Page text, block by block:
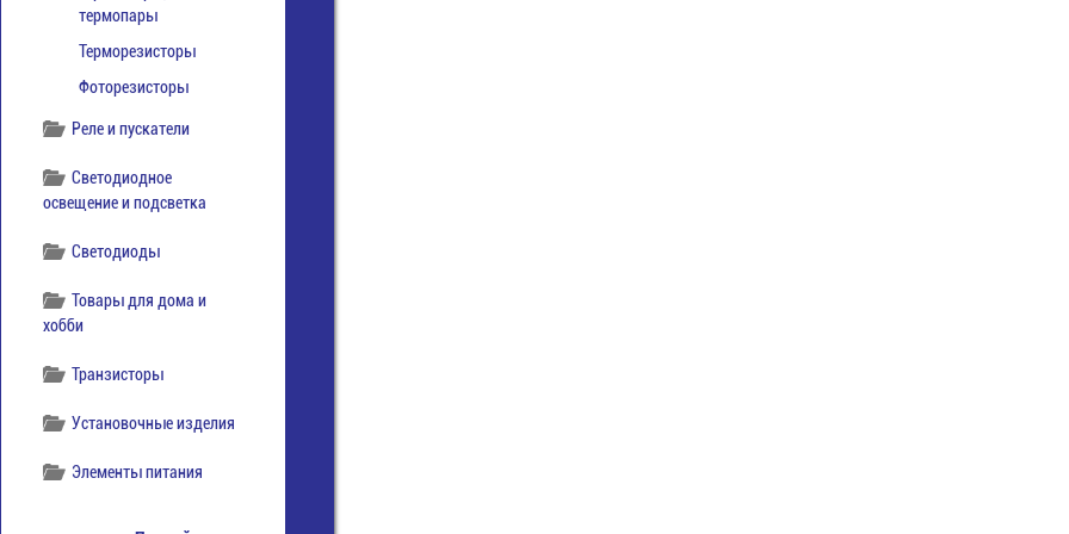
термопары
Терморезисторы
Фоторезисторы
Реле и пускатели
Светодиодное
освещение и подсветка
Светодиоды
Товары для дома и
хобби
Транзисторы
Установочные изделия
Элементы питания